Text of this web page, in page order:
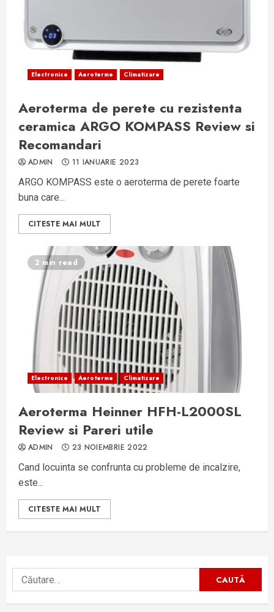
Electronice Aeroterme Climatizare
Aeroterma de perete cu rezistenta
ceramica ARGO KOMPASS Review si
Recomandari
ADMIN 11 IANUARIE 2023
ARGO KOMPASS este o aeroterma de perete foarte
buna care...
CITESTE MAI MULT
2 min read
Electronice Aeroterme Climatizare
Aeroterma Heinner HFH-L2000SL
Review si Pareri utile
ADMIN 23 NOIEMBRIE 2022
Cand locuinta se confrunta cu probleme de incalzire,
este...
CITESTE MAI MULT
Caută
după: